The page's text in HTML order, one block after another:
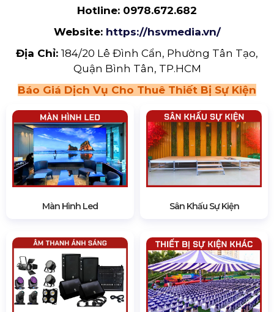
Hotline: 0978.672.682
Website: https://hsvmedia.vn/
Địa Chỉ: 184/20 Lê Đình Cẩn, Phường Tân Tạo,
Quận Bình Tân, TP.HCM
Báo Giá Dịch Vụ Cho Thuê Thiết Bị Sự Kiện
Màn Hình Led Sân Khấu Sự Kiện